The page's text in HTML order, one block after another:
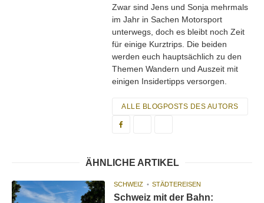
Zwar sind Jens und Sonja mehrmals
im Jahr in Sachen Motorsport
unterwegs, doch es bleibt noch Zeit
für einige Kurztrips. Die beiden
werden euch hauptsächlich zu den
Themen Wandern und Auszeit mit
einigen Insidertipps versorgen.
ALLE BLOGPOSTS DES AUTORS
ÄHNLICHE ARTIKEL
SCHWEIZ STÄDTEREISEN
Schweiz mit der Bahn: